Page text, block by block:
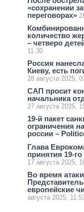
«сохранении
переговорах»
количество
– четверо
11:30
Россия
Киеву, есть
28 августа 2025,
САП просит
начальника
27 августа 2025,
19-й пакет
ограничения
россии –
Глава
принятия 19-
17 августа 2025,
Во время
европейские
августа 2025,